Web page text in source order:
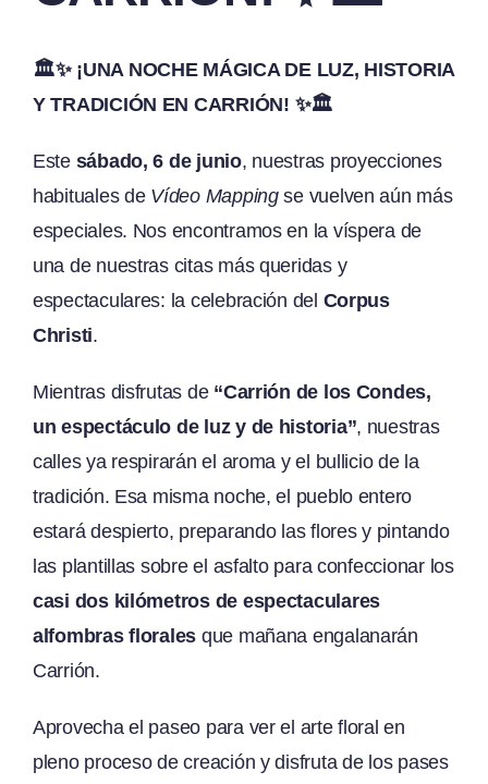
🏛️✨ ¡UNA NOCHE MÁGICA DE LUZ, HISTORIA
Y TRADICIÓN EN CARRIÓN! ✨🏛️
Este sábado, 6 de junio, nuestras proyecciones
habituales de Vídeo Mappingse vuelven aún más
especiales. Nos encontramos en la víspera de
una de nuestras citas más queridas y
espectaculares: la celebración del Corpus
Christi.
Mientras disfrutas de “Carrión de los Condes,
un espectáculo de luz y de historia”, nuestras
calles ya respirarán el aroma y el bullicio de la
tradición. Esa misma noche, el pueblo entero
estará despierto, preparando las flores y pintando
las plantillas sobre el asfalto para confeccionar los
casi dos kilómetros de espectaculares
alfombras florales que mañana engalanarán
Carrión.
Aprovecha el paseo para ver el arte floral en
pleno proceso de creación y disfruta de los pases